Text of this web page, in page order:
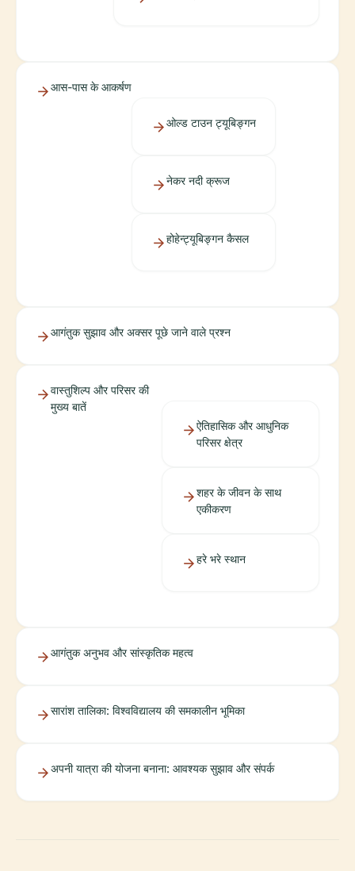
आस-पास के आकर्षण
ओल्ड टाउन ट्यूबिङ्गन
नेकर नदी क्रूज
होहेन्ट्यूबिङ्गन कैसल
आगंतुक सुझाव और अक्सर पूछे जाने वाले प्रश्न
वास्तुशिल्प और परिसर की
मुख्य बातें
ऐतिहासिक और आधुनिक
परिसर क्षेत्र
शहर के जीवन के साथ
एकीकरण
हरे भरे स्थान
आगंतुक अनुभव और सांस्कृतिक महत्व
सारांश तालिका: विश्वविद्यालय की समकालीन भूमिका
अपनी यात्रा की योजना बनाना: आवश्यक सुझाव और संपर्क